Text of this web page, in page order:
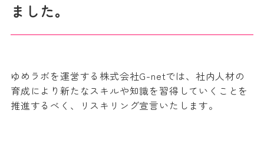
ました。
ゆめラボを運営する株式会社G-netでは、社内人材の
育成により新たなスキルや知識を習得していくことを
推進するべく、リスキリング宣言いたします。